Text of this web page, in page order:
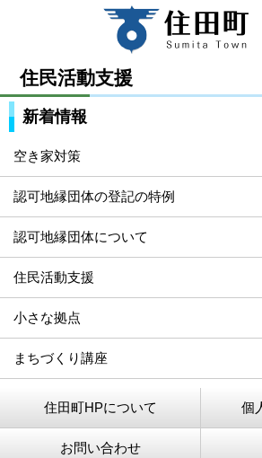
住民活動支援
新着情報
空き家対策
認可地縁団体の登記の特例
認可地縁団体について
住民活動支援
小さな拠点
まちづくり講座
住田町HPについて 個
お問い合わせ